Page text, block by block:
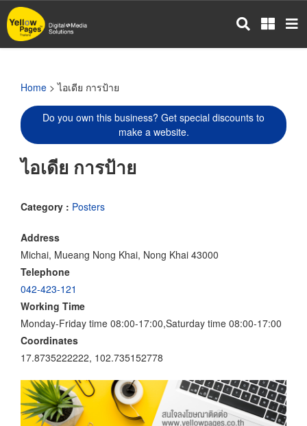
Skip
to
main
Home > ไอเดีย การป้าย
Do you own this business? Get special discounts to
make a website.
ไอเดีย การป้าย
Category : Posters
Address
Michai, Mueang Nong Khai, Nong Khai 43000
Telephone
042-423-121
Working Time
Monday-Friday time 08:00-17:00,Saturday time 08:00-17:00
Coordinates
17.8735222222, 102.735152778